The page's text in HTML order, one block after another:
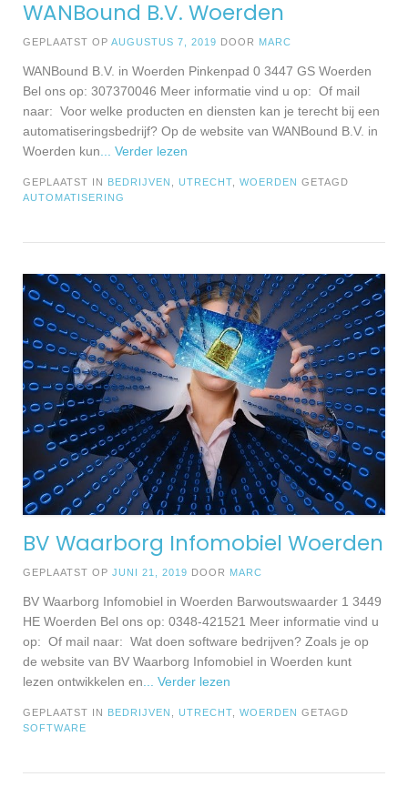
WANBound B.V. Woerden
GEPLAATST OP AUGUSTUS 7, 2019 DOOR MARC
WANBound B.V. in Woerden Pinkenpad 0 3447 GS Woerden
Bel ons op: 307370046 Meer informatie vind u op: Of mail
naar: Voor welke producten en diensten kan je terecht bij een
automatiseringsbedrijf? Op de website van WANBound B.V. in
Woerden kun ... Verder lezen
GEPLAATST IN BEDRIJVEN UTRECHT WOERDEN GETAGD
AUTOMATISERING
BV Waarborg Infomobiel Woerden
GEPLAATST OP JUNI 21, 2019 DOOR MARC
BV Waarborg Infomobiel in Woerden Barwoutswaarder 1 3449
HE Woerden Bel ons op: 0348-421521 Meer informatie vind u
op: Of mail naar: Wat doen software bedrijven? Zoals je op
de website van BV Waarborg Infomobiel in Woerden kunt
lezen ontwikkelen en ... Verder lezen
GEPLAATST IN BEDRIJVEN UTRECHT WOERDEN GETAGD
SOFTWARE